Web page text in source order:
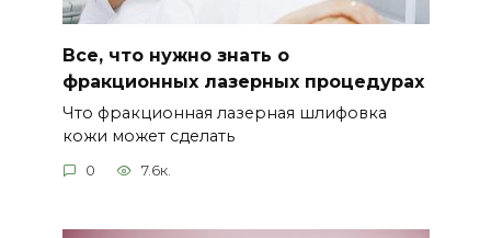
Все, что нужно знать о
фракционных лазерных процедурах
Что фракционная лазерная шлифовка
кожи может сделать
0 7.6к.